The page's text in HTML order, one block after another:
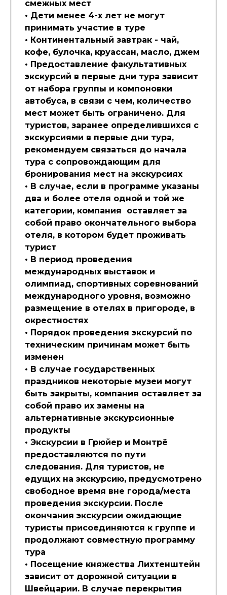
смежных мест
• Дети менее 4-х лет не могут
принимать участие в туре
• Континентальный завтрак - чай,
кофе, булочка, круассан, масло, джем
• Предоставление факультативных
экскурсий в первые дни тура зависит
от набора группы и компоновки
автобуса, в связи с чем, количество
мест может быть ограничено. Для
туристов, заранее определившихся с
экскурсиями в первые дни тура,
рекомендуем связаться до начала
тура с сопровождающим для
бронирования мест на экскурсиях
• В случае, если в программе указаны
два и более отеля одной и той же
категории, компания оставляет за
собой право окончательного выбора
отеля, в котором будет проживать
турист
• В период проведения
международных выставок и
олимпиад, спортивных соревнований
международного уровня, возможно
размещение в отелях в пригороде, в
окрестностях
• Порядок проведения экскурсий по
техническим причинам может быть
изменен
• В случае государственных
праздников некоторые музеи могут
быть закрыты, компания оставляет за
собой право их замены на
альтернативные экскурсионные
продукты
• Экскурсии в Грюйер и Монтрё
предоставляются по пути
следования. Для туристов, не
едущих на экскурсию, предусмотрено
свободное время вне города/места
проведения экскурсии. После
окончания экскурсии ожидающие
туристы присоединяются к группе и
продолжают совместную программу
тура
• Посещение княжества Лихтенштейн
зависит от дорожной ситуации в
Швейцарии. В случае перекрытия